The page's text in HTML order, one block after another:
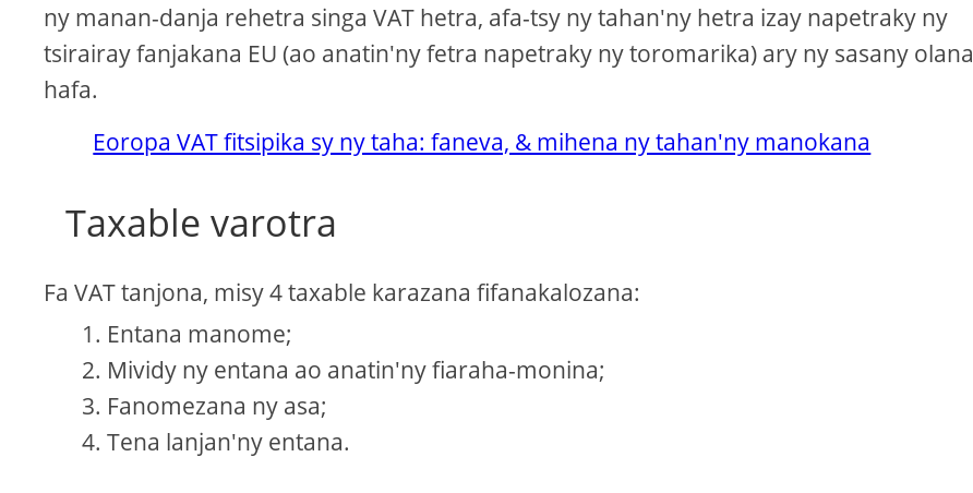
ny manan-danja rehetra singa VAT hetra, afa-tsy ny tahan'ny hetra izay napetraky ny
tsirairay fanjakana EU (ao anatin'ny fetra napetraky ny toromarika) ary ny sasany olana
hafa.
Eoropa VAT fitsipika sy ny taha: faneva, & mihena ny tahan'ny manokana
Taxable varotra
Fa VAT tanjona, misy 4 taxable karazana fifanakalozana:
Entana manome;
Mividy ny entana ao anatin'ny fiaraha-monina;
Fanomezana ny asa;
Tena lanjan'ny entana.